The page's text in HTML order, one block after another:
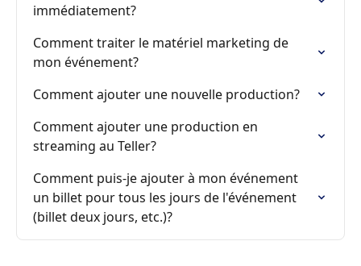
immédiatement?
Comment traiter le matériel marketing de
mon événement?
Comment ajouter une nouvelle production?
Comment ajouter une production en
streaming au Teller?
Comment puis-je ajouter à mon événement
un billet pour tous les jours de l'événement
(billet deux jours, etc.)?